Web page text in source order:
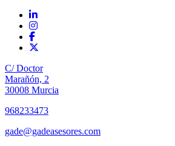
C/ Doctor
Marañón, 2
30008 Murcia
968233473
gade@gadeasesores.com